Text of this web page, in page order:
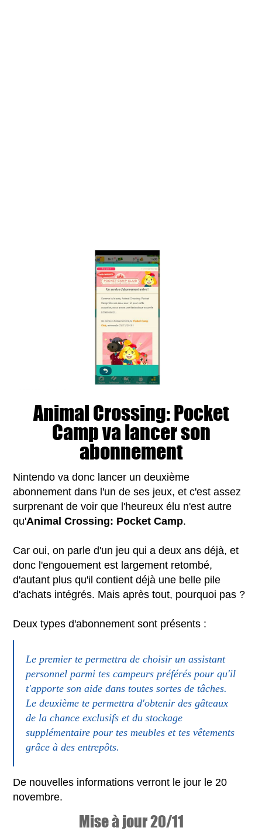
Animal Crossing: Pocket
Camp va lancer son
abonnement
Nintendo va donc lancer un deuxième
abonnement dans l'un de ses jeux, et c'est assez
surprenant de voir que l'heureux élu n'est autre
qu'Animal Crossing: Pocket Camp.
Car oui, on parle d'un jeu qui a deux ans déjà, et
donc l'engouement est largement retombé,
d'autant plus qu'il contient déjà une belle pile
d'achats intégrés. Mais après tout, pourquoi pas ?
Deux types d'abonnement sont présents :
Le premier te permettra de choisir un assistant
personnel parmi tes campeurs préférés pour qu'il
t'apporte son aide dans toutes sortes de tâches.
Le deuxième te permettra d'obtenir des gâteaux
de la chance exclusifs et du stockage
supplémentaire pour tes meubles et tes vêtements
grâce à des entrepôts.
De nouvelles informations verront le jour le 20
novembre.
Mise à jour 20/11